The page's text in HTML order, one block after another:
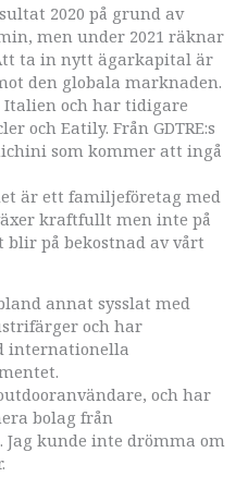
2020 på grund av
men under 2021 räknar
ta in nytt ägarkapital är
den globala marknaden.
Italien och har tidigare
och Eatily. Från GDTRE:s
som kommer att ingå
är ett familjeföretag med
kraftfullt men inte på
på bekostnad av vårt
annat sysslat med
och har
internationella
och har
bolag från
kunde inte drömma om